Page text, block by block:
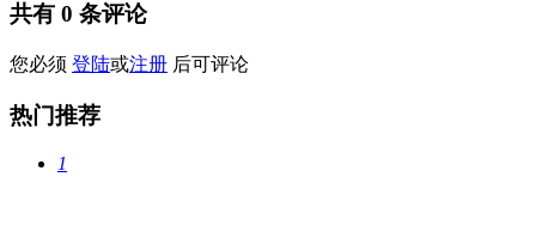
共有 0 条评论
您必须 登陆或注册 后可评论
热门推荐
1